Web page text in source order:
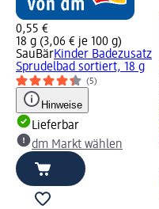
0,55 €
18 g (3,06 € je 100 g)
SauBärKinder Badezusatz
Sprudelbad sortiert, 18 g
(5)
Hinweise
Lieferbar
dm Markt wählen